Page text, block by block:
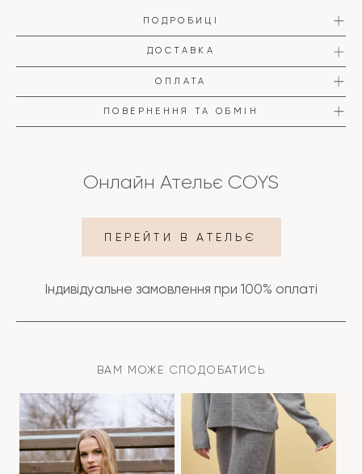
Онлайн Ательє COYS
ПЕРЕЙТИ В АТЕЛЬЄ
Індивідуальне замовлення при 100% оплаті
ВАМ МОЖЕ СПОДОБАТИСЬ